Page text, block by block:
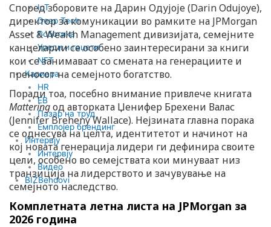
IoT
Deep Tech
Роботика
Уреди и гаџети
NFT
Кариера
HR
EB
Пазар на труд
Емплојер брендинг
Интервју
Интервју
Видео
BIZBendovi
Според зборовите на Дарин Одујоје (Darin Odujoye),
директор за комуникации во рамките на JPMorgan
Asset & Wealth Management дивизијата, семејните
канцеларии се особено заинтересирани за книги
кои се занимаваат со смената на генерациите и
преносот на семејното богатство.
Поради тоа, посебно внимание привлече книгата
Matteringод авторката Џенифер Брехени Валас
(Jennifer Breheny Wallace). Нејзината главна порака
се однесува на целта, идентитетот и начинот на
кој новата генерација лидери ги дефинира своите
цели, особено во семејствата кои минуваат низ
транзиција на лидерството и зачувување на
семејното наследство.
Комплетната летна листа на JPMorgan за
2026 година